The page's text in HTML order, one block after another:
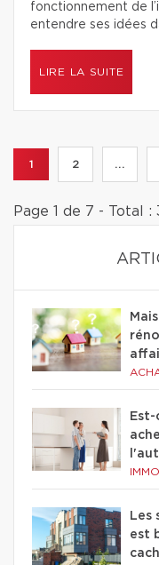
fonctionnement de
entendre ses idées
LIRE LA SUITE
1 2 ...
Page 1 de 7 - Total
Les
est